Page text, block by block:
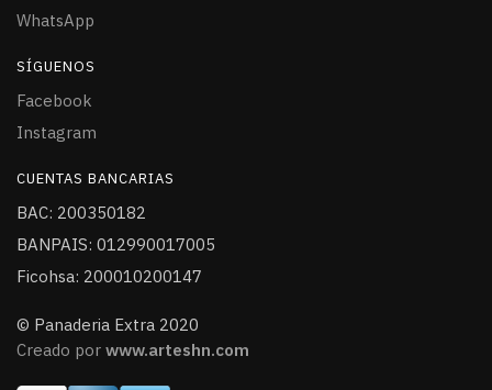
WhatsApp
SÍGUENOS
Facebook
Instagram
CUENTAS BANCARIAS
BAC: 200350182
BANPAIS: 012990017005
Ficohsa: 200010200147
© Panaderia Extra 2020
Creado por www.arteshn.com